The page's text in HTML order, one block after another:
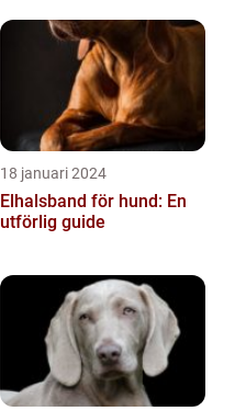
18 januari 2024
Elhalsband för hund: En
utförlig guide